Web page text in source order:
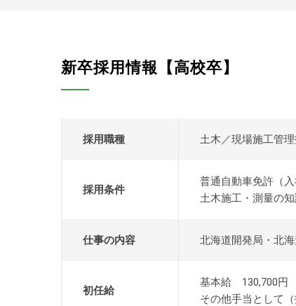
新卒採用情報【高校卒】
採用職種 土木／現場施工管
採用条件
普通自動車免許（入
土木施工・測量の
仕事の内容 北海道開発局・北
初任給
基本給 130,700円
その他手当として